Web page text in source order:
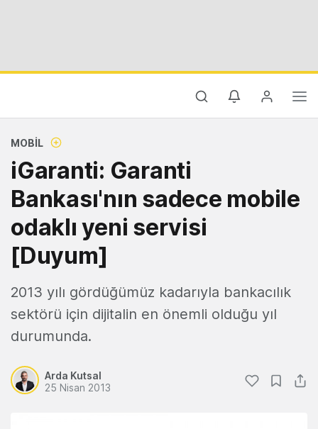
MOBIL
iGaranti: Garanti
Bankası'nın sadece mobile
odaklı yeni servisi
[Duyum]
2013 yılı gördüğümüz kadarıyla bankacılık
sektörü için dijitalin en önemli olduğu yıl
durumunda.
Arda Kutsal
25 Nisan 2013